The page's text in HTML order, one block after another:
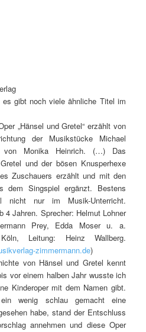
gibt noch viele ähnliche Titel im
„Hänsel und Gretel“ erzählt von
der Musikstücke Michael
von Monika Heinrich. (…) Das
und der bösen Knusperhexe
Zuschauers erzählt und mit den
dem Singspiel ergänzt. Bestens
nicht nur im Musik-Unterricht.
4 Jahren. Sprecher: Helmut Lohner
Prey, Edda Moser u. a.
Köln, Leitung: Heinz Wallberg.
zimmermann.de)
von Hänsel und Gretel kennt
vor einem halben Jahr wusste ich
Kinderoper mit dem Namen gibt.
wenig schlau gemacht eine
habe, stand der Entschluss
annehmen und diese Oper